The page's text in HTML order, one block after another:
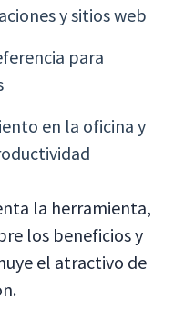
y sitios web
para
en la oficina y
la herramienta,
los beneficios y
el atractivo de